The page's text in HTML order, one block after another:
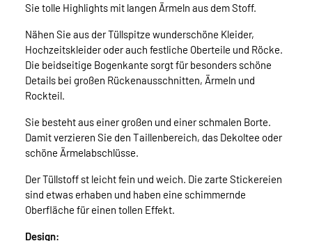
Sie tolle Highlights mit langen Ärmeln aus dem Stoff.
Nähen Sie aus der Tüllspitze wunderschöne Kleider,
Hochzeitskleider oder auch festliche Oberteile und Röcke.
Die beidseitige Bogenkante sorgt für besonders schöne
Details bei großen Rückenausschnitten, Ärmeln und
Rockteil.
Sie besteht aus einer großen und einer schmalen Borte.
Damit verzieren Sie den Taillenbereich, das Dekoltee oder
schöne Ärmelabschlüsse.
Der Tüllstoff st leicht fein und weich. Die zarte Stickereien
sind etwas erhaben und haben eine schimmernde
Oberfläche für einen tollen Effekt.
Design: